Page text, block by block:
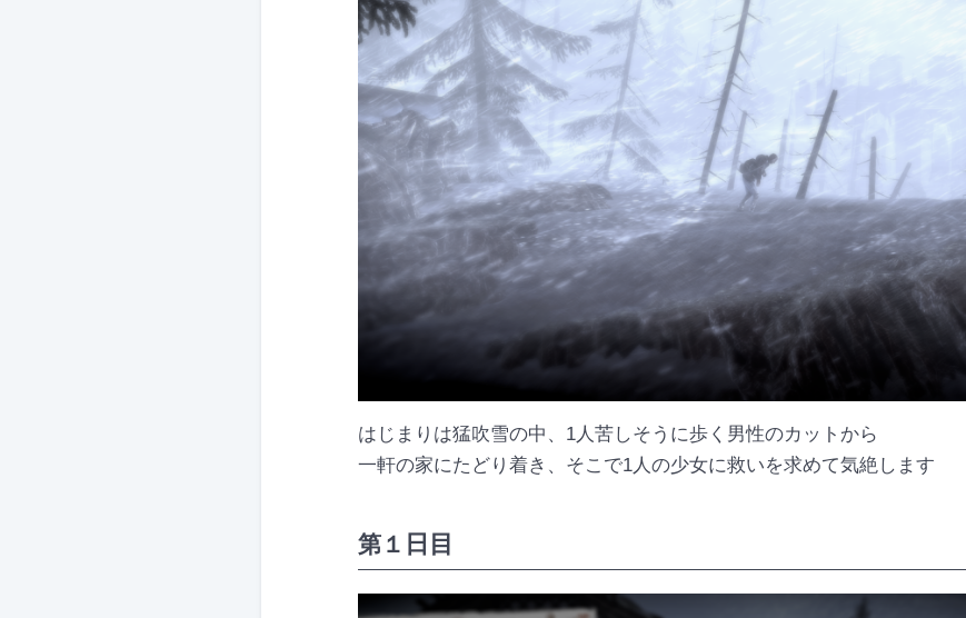
はじまりは猛吹雪の中、1人苦しそうに歩く男性のカットから
一軒の家にたどり着き、そこで1人の少女に救いを求めて気絶します
第１ 日目